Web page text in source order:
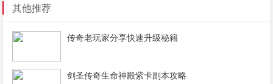
其他推荐
传奇老玩家分享快速升级秘籍
剑圣传奇生命神殿紫卡副本攻略